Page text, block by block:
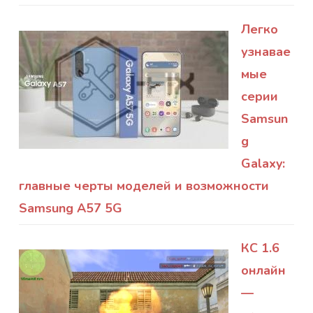
Легко
узнавае
мые
серии
Samsun
g
Galaxy:
главные черты моделей и возможности
Samsung A57 5G
КС 1.6
онлайн
—